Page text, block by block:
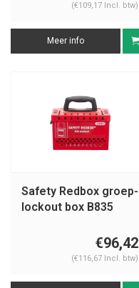
(€109,17 Incl. btw)
Meer info
Safety Redbox groep-
lockout box B835
€96,42
(€116,67 Incl. btw)